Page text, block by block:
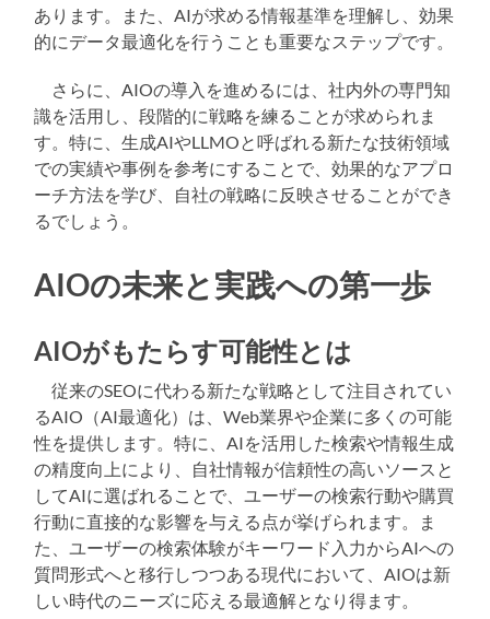
あります。また、AIが求める情報基準を理解し、効果
的にデータ最適化を行うことも重要なステップです。
さらに、AIOの導入を進めるには、社内外の専門知
識を活用し、段階的に戦略を練ることが求められま
す。特に、生成AIやLLMOと呼ばれる新たな技術領域
での実績や事例を参考にすることで、効果的なアプロ
ーチ方法を学び、自社の戦略に反映させることができ
るでしょう。
AIOの未来と実践への第一歩
AIOがもたらす可能性とは
従来のSEOに代わる新たな戦略として注目されてい
るAIO（AI最適化）は、Web業界や企業に多くの可能
性を提供します。特に、AIを活用した検索や情報生成
の精度向上により、自社情報が信頼性の高いソースと
してAIに選ばれることで、ユーザーの検索行動や購買
行動に直接的な影響を与える点が挙げられます。ま
た、ユーザーの検索体験がキーワード入力からAIへの
質問形式へと移行しつつある現代において、AIOは新
しい時代のニーズに応える最適解となり得ます。